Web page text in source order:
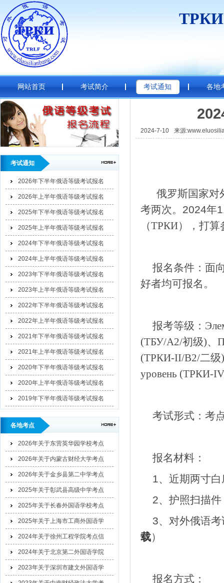
网站首页 考试简介 考试通知 各地
考试通知
2026年下半年俄语等级考试报名
2026年上半年俄语等级考试报名
2025年下半年俄语等级考试报名
2025年上半年俄语等级考试报名
2024年下半年俄语等级考试报名
2024年上半年俄语等级考试报名
2023年下半年俄语等级考试报名
2023年上半年俄语等级考试报名
2022年下半年俄语等级考试报名
2022年上半年俄语等级考试报名
2021年下半年俄语等级考试报名
2021年上半年俄语等级考试报名
2020年下半年俄语等级考试报名
2020年上半年俄语等级考试报名
2019年下半年俄语等级考试报名
各地考点
2026年关于东营英华园学校考点
2026年关于内蒙古财经大学考点
2026年关于金乡县第二中学考点
2025年关于彰武县高级中学考点
2025年关于长春外国语学校考点
2025年关于上海市工商外国语学
2024年关于徐州工程学院考点信
2024年关于北京第二外国语学院
2023年关于深圳市建文外国语学
2024-7-10 来源
俄罗斯国家对
考两次。 2024年
（ТРКИ）， 打算
报名条件：面
好者均可报名。
报考等级 ：
(ТБУ/A2/初级)、
(ТРКИ-II/B2/二级)
уровень (TРКИ-
考试形式：考
报名材料：
1、近期两寸
2、护照扫描
3、对外俄语
载）
报名方式：